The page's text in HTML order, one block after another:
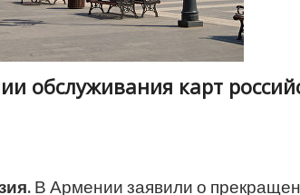
обслуживания карт
В Армении заявили о